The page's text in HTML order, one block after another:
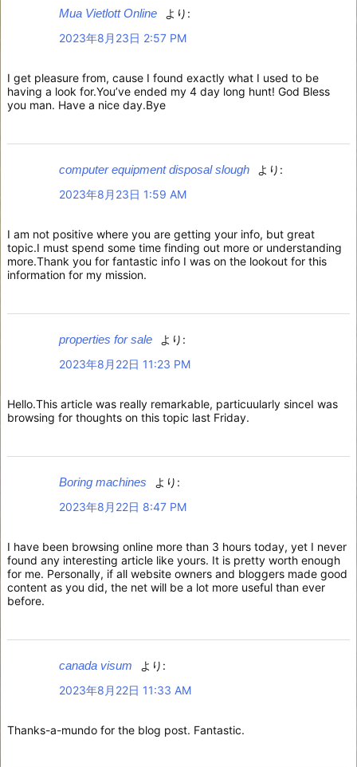
Mua Vietlott Online
より:
2023年8月23日 2:57 PM
I get pleasure from, cause I found exactly what I used to be
having a look for.You’ve ended my 4 day long hunt! God Bless
you man. Have a nice day.Bye
computer equipment disposal slough
より:
2023年8月23日 1:59 AM
I am not positive where you are getting your info, but great
topic.I must spend some time finding out more or understanding
more.Thank you for fantastic info I was on the lookout for this
information for my mission.
properties for sale
より:
2023年8月22日 11:23 PM
Hello.This article was really remarkable, particuularly sinceI was
browsing for thoughts on this topic last Friday.
Boring machines
より:
2023年8月22日 8:47 PM
I have been browsing online more than 3 hours today, yet I never
found any interesting article like yours. It is pretty worth enough
for me. Personally, if all website owners and bloggers made good
content as you did, the net will be a lot more useful than ever
before.
canada visum
より:
2023年8月22日 11:33 AM
Thanks-a-mundo for the blog post. Fantastic.